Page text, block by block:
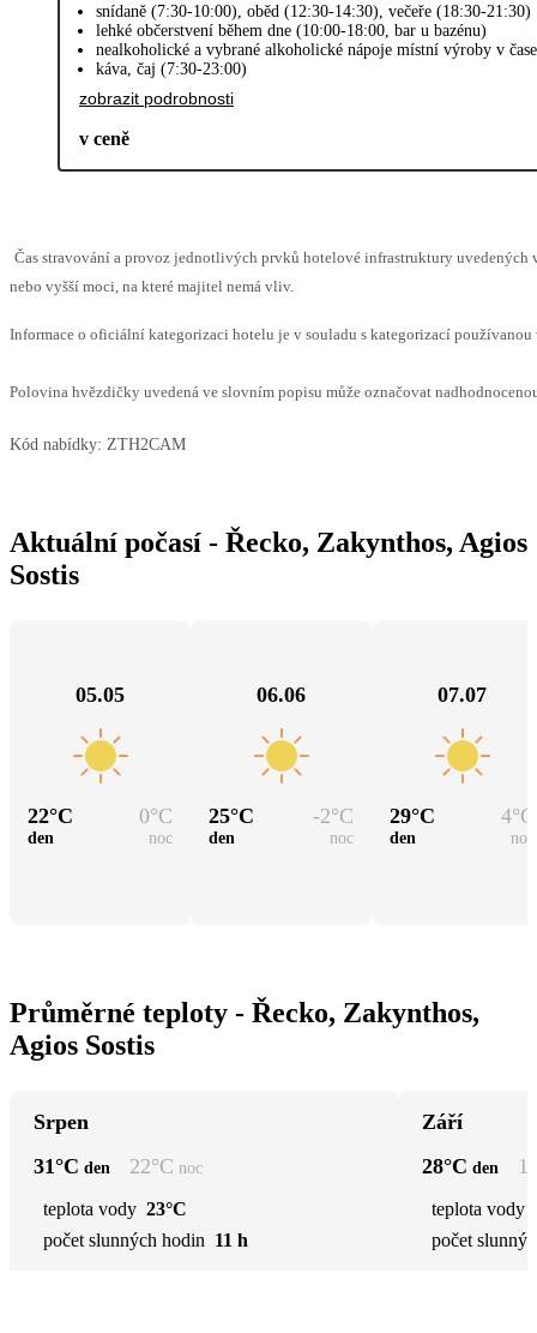
snídaně (7:30-10:00), oběd (12:30-14:30), večeře (18:30-21:30)
lehké občerstvení během dne (10:00-18:00, bar u bazénu)
nealkoholické a vybrané alkoholické nápoje místní výroby v
káva, čaj (7:30-23:00)
zobrazit podrobnosti
v ceně
Čas stravování a provoz jednotlivých prvků hotelové infrastruktury uvedených
nebo vyšší moci, na které majitel nemá vliv.
Informace o oficiální kategorizaci hotelu je v souladu s kategorizací
Polovina hvězdičky uvedená ve slovním popisu může označovat
Kód nabídky: ZTH2CAM
Aktuální počasí - Řecko, Zakynthos, Agios
Sostis
05.05
22°C 0°C
den noc
06.06
25°C -2°C
den noc
07.07
29°C 4°C
den noc
Průměrné teploty - Řecko, Zakynthos,
Agios Sostis
Srpen
31°C den 22°C noc
teplota vody 23°C
počet slunných hodin 11 h
Září
28°C den
teplota vody
počet